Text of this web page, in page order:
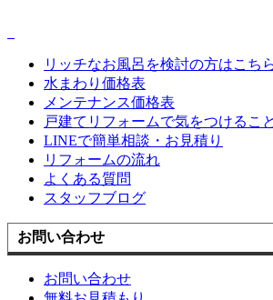
リッチなお風呂を検討の方はこち
水まわり価格表
メンテナンス価格表
戸建てリフォームで気をつけること
LINEで簡単相談・お見積り
リフォームの流れ
よくある質問
スタッフブログ
お問い合わせ
お問い合わせ